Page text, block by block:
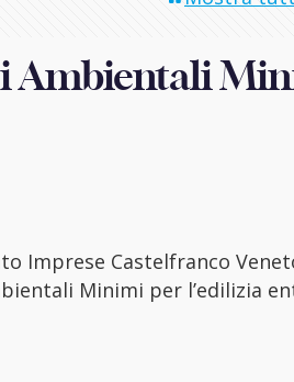
Ambientali
Imprese Castelfranco
Minimi per l’edilizia